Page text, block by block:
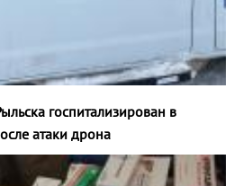
госпитализирован в
атаки дрона